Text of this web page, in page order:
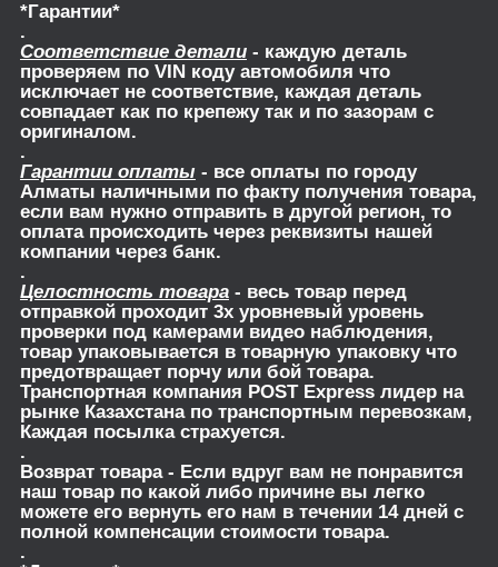
*Гарантии*
.
Соответствие детали - каждую деталь
проверяем по VIN коду автомобиля что
исключает не соответствие, каждая деталь
совпадает как по крепежу так и по зазорам с
оригиналом.
.
Гарантии оплаты - все оплаты по городу
Алматы наличными по факту получения товара,
если вам нужно отправить в другой регион, то
оплата происходить через реквизиты нашей
компании через банк.
.
Целостность товара - весь товар перед
отправкой проходит 3х уровневый уровень
проверки под камерами видео наблюдения,
товар упаковывается в товарную упаковку что
предотвращает порчу или бой товара.
Транспортная компания POST Express лидер на
рынке Казахстана по транспортным перевозкам,
Каждая посылка страхуется.
.
Возврат товара- Если вдруг вам не понравится
наш товар по какой либо причине вы легко
можете его вернуть его нам в течении 14 дней с
полной компенсации стоимости товара.
.